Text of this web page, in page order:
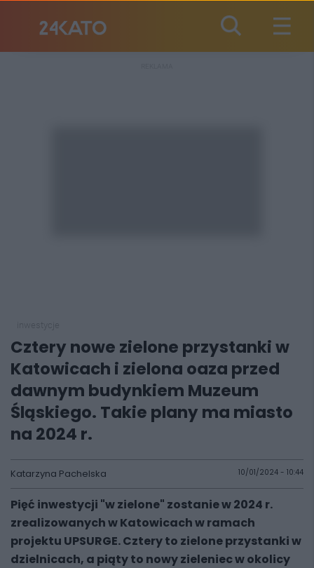
Cztery nowe zielone przystanki w
Katowicach i zielona oaza przed
dawnym budynkiem Muzeum
Śląskiego. Takie plany ma miasto
na 2024 r.
Katarzyna Pachelska 10/01/2024 - 10:44
Pięć inwestycji "w zielone" zostanie w 2024 r.
zrealizowanych w Katowicach w ramach
projektu UPSURGE. Cztery to zielone przystanki w
dzielnicach, a piąty to nowy zieleniec w okolicy